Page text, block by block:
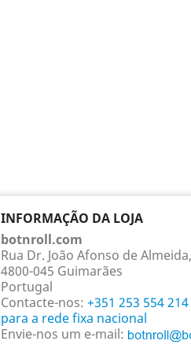
INFORMAÇÃO DA LOJA
botnroll.com
Rua Dr. João Afonso de
4800-045 Guimarães
Portugal
Contacte-nos: +351 253 554
para a rede fixa nacional
Envie-nos um e-mail: